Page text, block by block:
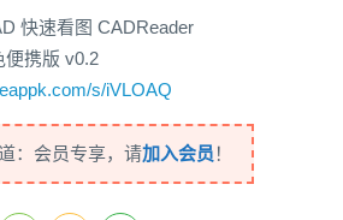
快速看图 CADReader
便携版 v0.2
s/iVLOAQ
：会员专享，请加入会员 ！